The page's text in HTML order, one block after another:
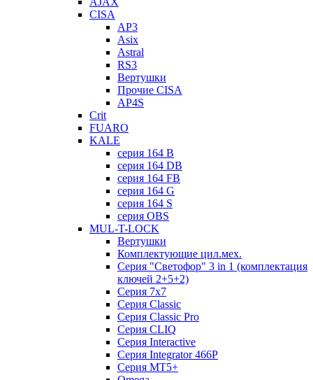
CISA
AP3
Asix
Astral
RS3
Вертушки
Прочие CISA
AP4S
Crit
FUARO
KALE
серия 164 B
серия 164 DB
серия 164 FB
серия 164 G
серия 164 S
серия OBS
MUL-T-LOCK
Вертушки
Комплектующие цил.мех.
Серия "Светофор" 3 in 1 (комплектация
ключей 2+5+2)
Серия 7х7
Серия Classic
Серия Classic Pro
Серия CLIQ
Серия Interactive
Серия Integrator 466P
Серия MT5+